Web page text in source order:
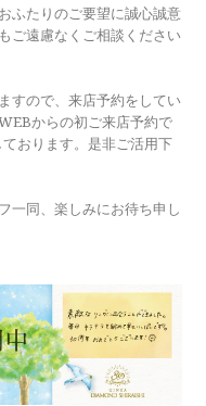
ふたりのご要望に誠心誠意
ご遠慮なくご相談ください
すので、来店予約をしてい
からの初ご来店予約で
おります。是非ご活用下
一同、楽しみにお待ち申し